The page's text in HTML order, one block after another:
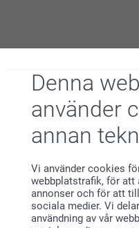
Denna
använder
annan
Vi använder cookies
webbplatstrafik, för att
annonser och för att
sociala medier. Vi
användning av vår
Varför